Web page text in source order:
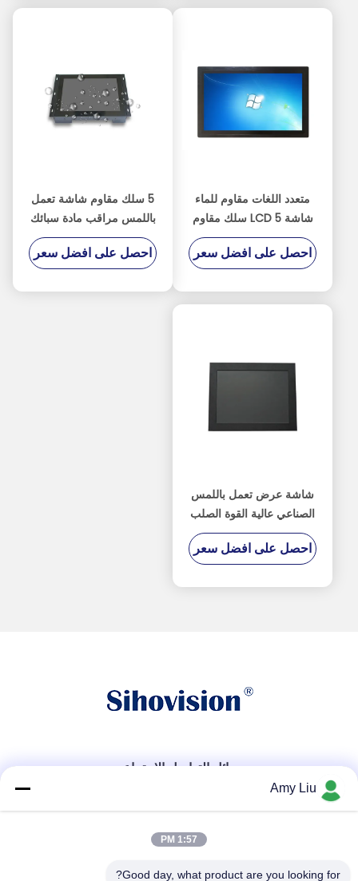
متعدد اللغات مقاوم للماء
شاشة LCD 5 سلك مقاوم
3H صلابة السطح
احصل على افضل سعر
5 سلك مقاوم شاشة تعمل
باللمس مراقب مادة سبائك
الألومنيوم مع جهاز استشعار
الضوء
احصل على افضل سعر
شاشة عرض تعمل باللمس
الصناعي عالية القوة الصلب
المدرفلة الباردة المواد
احصل على افضل سعر
وسائل التواصل الاجتماعي
اتصال سريع
هاتف
Amy Liu
1:57 PM
Good day, what product are you looking for?